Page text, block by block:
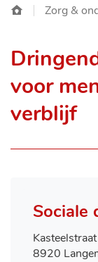
Startpagina
Zorg &
voor
verblijf
Contact
Sociale
Adres
,8920